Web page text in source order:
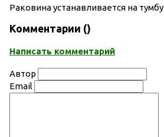
Раковина устанавливается на тумбу
Комментарии ()
Написать комментарий
Автор
Email